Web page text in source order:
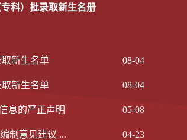
科）批录取新生名册
08-04
新生名单
08-04
新生名单
05-08
息的严正声明
04-23
制意见建议 ...